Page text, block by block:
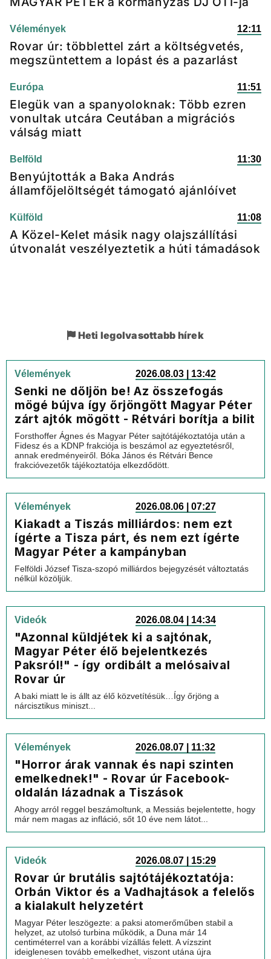
Vélemények 12:11
Rovar úr: többlettel zárt a költségvetés,
megszüntettem a lopást és a pazarlást
Európa 11:51
Elegük van a spanyoloknak: Több ezren
vonultak utcára Ceutában a migrációs
válság miatt
Belföld 11:30
Benyújtották a Baka András
államfőjelöltségét támogató ajánlóívet
Külföld 11:08
A Közel-Kelet másik nagy olajszállítási
útvonalát veszélyeztetik a húti támadások
Heti legolvasottabb hírek
Vélemények 2026.08.03 | 13:42
Senki ne dőljön be! Az összefogás
mögé bújva így őrjöngött Magyar Péter
zárt ajtók mögött - Rétvári borítja a bilit
Forsthoffer Ágnes és Magyar Péter sajtótájékoztatója után a
Fidesz és a KDNP frakciója is beszámol az egyeztetésről,
annak eredményeiről. Bóka János és Rétvári Bence
frakcióvezetők tájékoztatója elkezdődött.
Vélemények 2026.08.06 | 07:27
Kiakadt a Tiszás milliárdos: nem ezt
ígérte a Tisza párt, és nem ezt ígérte
Magyar Péter a kampányban
Felföldi József Tisza-szopó milliárdos bejegyzését változtatás
nélkül közöljük.
Videók 2026.08.04 | 14:34
"Azonnal küldjétek ki a sajtónak,
Magyar Péter élő bejelentkezés
Paksról!" - így ordibált a melósaival
Rovar úr
A baki miatt le is állt az élő közvetítésük…Így őrjöng a
nárcisztikus miniszt...
Vélemények 2026.08.07 | 11:32
"Horror árak vannak és napi szinten
emelkednek!" - Rovar úr Facebook-
oldalán lázadnak a Tiszások
Ahogy arról reggel beszámoltunk, a Messiás bejelentette, hogy
már nem magas az infláció, sőt 10 éve nem látot...
Videók 2026.08.07 | 15:29
Rovar úr brutális sajtótájékoztatója:
Orbán Viktor és a Vadhajtások a felelős
a kialakult helyzetért
Magyar Péter leszögezte: a paksi atomerőműben stabil a
helyzet, az utolsó turbina működik, a Duna már 14
centiméterrel van a korábbi vízállás felett. A vízszint
ideiglenesen tovább emelkedhet, viszont utána újra